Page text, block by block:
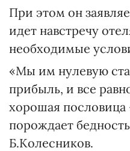
При этом он
идет навстречу
необходимые
«Мы им нулевую
прибыль, и все
хорошая пословица
порождает
Б.Колесников.